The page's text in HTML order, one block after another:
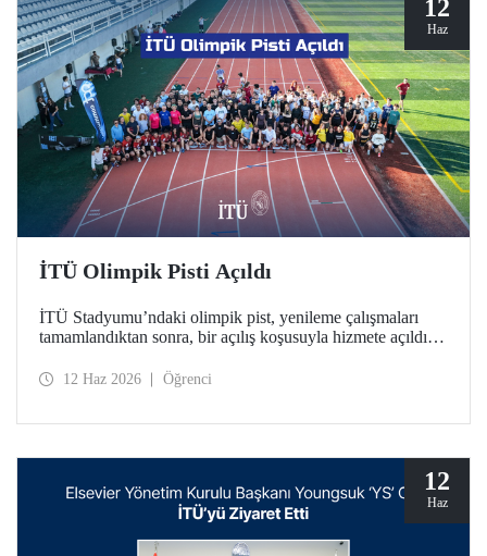
12
Haz
İTÜ Olimpik Pisti Açıldı
İTÜ Stadyumu’ndaki olimpik pist, yenileme çalışmaları
tamamlandıktan sonra, bir açılış koşusuyla hizmete açıldı.
Class 2 sertifikalı atletizm tesisinin açılışında İTÜ ailesi bir
12 Haz 2026 Öğrenci
12
Haz